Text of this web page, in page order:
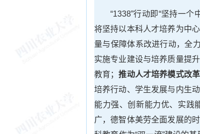
“1338”行动即“坚持一
将坚持以本科人才培养为中
量与保障体系改进行动，全
实施专业建设与培养质量提
教育；推动人才培养模式改革
培养行动、学生发展与内生
能力强、创新能力优、实践
广，德智体美劳全面发展的